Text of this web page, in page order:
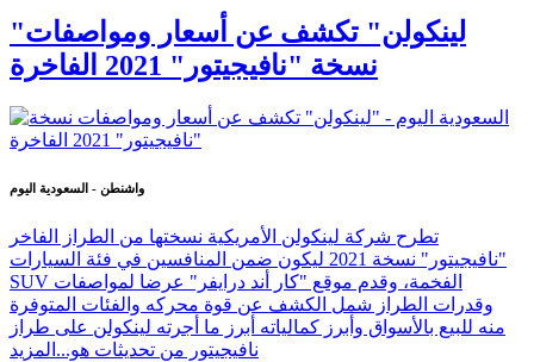
"لينكولن" تكشف عن أسعار ومواصفات
نسخة "نافيجيتور" 2021 الفاخرة
واشنطن - السعودية اليوم
تطرح شركة لينكولن الأمريكية نسختها من الطراز الفاخر
"نافيجيتور" نسخة 2021 ليكون ضمن المنافسين في فئة السيارات
SUV الفخمة، وقدم موقع "كار أند درايفر" عرضا لمواصفات
وقدرات الطراز شمل الكشف عن قوة محركه والفئات المتوفرة
منه للبيع بالأسواق وأبرز كمالياته أبرز ما أجرته لينكولن على طراز
نافيجيتور من تحديثات هو... المزيد